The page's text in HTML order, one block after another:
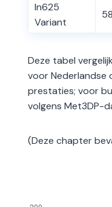
In625
Variant
58
Deze tabel
voor Nederlandse
prestaties; voor
volgens Met3DP-
(Deze chapter